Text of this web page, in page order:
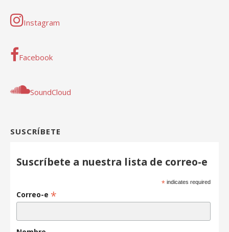
Instagram
Facebook
SoundCloud
SUSCRÍBETE
Suscríbete a nuestra lista de correo-e
* indicates required
Correo-e *